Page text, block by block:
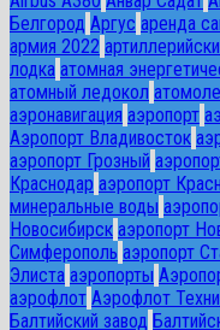
Белгород Аргус аренда
армия 2022
лодка атомная
атомный ледокол
аэронавигация аэропорт
Аэропорт Владивосток
аэропорт Грозный
Краснодар аэропорт
минеральные воды
Новосибирск аэропорт
Симферополь аэропорт
Элиста аэропорты
аэрофлот Аэрофлот
Балтийский завод